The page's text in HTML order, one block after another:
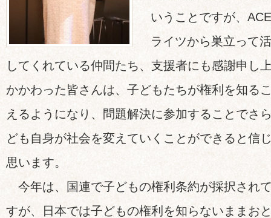
いうことですが、
ライツから巣立って
してくれている仲間たち、支援者にも感謝申し
かかわった皆さんは、子どもたちが権利を知る
えるようになり、問題解決に参加することでさ
ども自身が社会を変えていくことができると信
思います。
今年は、国連で子どもの権利条約が採択され
すが、日本では子どもの権利を知らないままお